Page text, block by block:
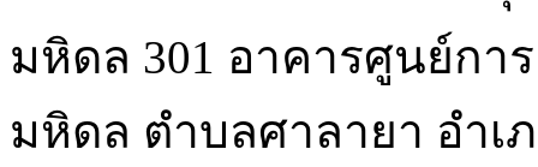
มหิดล 301 อาคารศูนย์กา
มหิดล ตําบลศาลายา อํา